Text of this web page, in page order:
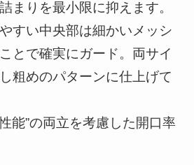
まりを最小限に抑えます。
すい中央部は細かいメッシ
とで確実にガード。両サイ
粗めのパターンに仕上げて
能”の両立を考慮した開口率